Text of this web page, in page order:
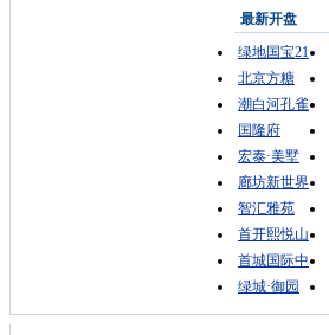
最新开盘
绿地国宝21
北京方糖
潮白河孔雀
国隆府
宏泰·美墅
廊坊新世界
智汇雅苑
首开熙悦山
首城国际中
绿城·御园